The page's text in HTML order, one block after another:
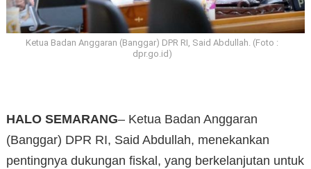
Ketua Badan Anggaran (Banggar) DPR RI, Said Abdullah. (Foto :
dpr.go.id)
HALO SEMARANG– Ketua Badan Anggaran
(Banggar) DPR RI, Said Abdullah, menekankan
pentingnya dukungan fiskal, yang berkelanjutan untuk